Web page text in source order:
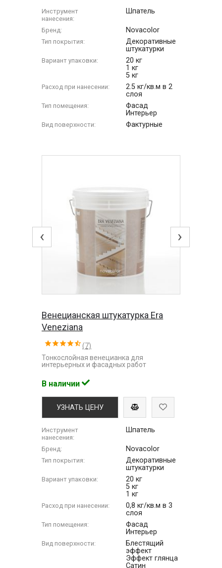
Инструмент
нанесения:
Шпатель
Бренд: Novacolor
Тип покрытия:
Декоративные
штукатурки
Вариант упаковки:
20 кг
1 кг
5 кг
Расход при нанесении:
2.5 кг/кв.м в 2
слоя
Тип помещения:
Фасад
Интерьер
Вид поверхности: Фактурные
‹ ›
Венецианская штукатурка Era
Veneziana
(7)
Тонкослойная венецианка для
интерьерных и фасадных работ
В наличии
УЗНАТЬ ЦЕНУ
Инструмент
нанесения:
Шпатель
Бренд: Novacolor
Тип покрытия:
Декоративные
штукатурки
Вариант упаковки:
20 кг
5 кг
1 кг
Расход при нанесении:
0,8 кг/кв.м в 3
слоя
Тип помещения:
Фасад
Интерьер
Вид поверхности:
Блестящий
эффект
Эффект глянца
Сатин